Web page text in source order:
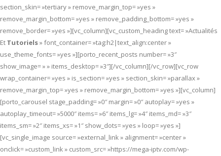
section_skin= »tertiary » remove_margin_top= »yes »
remove_margin_bottom= »yes » remove_padding_bottom= »yes »
remove_border= »yes »][vc_column][vc_custom_heading text= »Actualités
Et Tutoriels» font_container= »tag:h2|text_align:center »
use_theme_fonts= »yes »][porto_recent_posts number= »3″
show_image= » » items_desktop= »3″][/vc_column][/vc_row][vc_row
wrap_container= »yes » is_section= »yes » section_skin= »parallax »
remove_margin_top= »yes » remove_margin_bottom= »yes »][vc_column]
[porto_carousel stage_padding= »0″ margin= »0″ autoplay= »yes »
autoplay_timeout= »5000″ items= »6″ items_lg= »4″ items_md= »3″
items_sm= »2″ items_xs= »1″ show_dots= »yes » loop= »yes »]
[vc_single_image source= »external_link » alignment= »center »
onclick= »custom_link » custom_src= »https://mega-iptv.com/wp-